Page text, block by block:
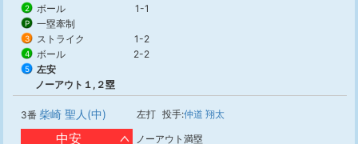
2 ボール 1-1
P 一塁牽制
3 ストライク 1-2
4 ボール 2-2
5
左安
ノーアウト１,２塁
3番 柴崎 聖人(中) 左打 投手:仲道 翔太
中安 ノーアウト満塁